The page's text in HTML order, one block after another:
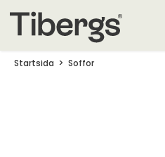
Startsida Soffor